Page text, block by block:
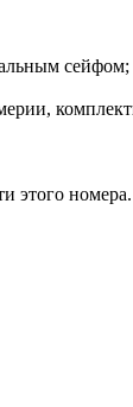
сейфом;
этого номера.